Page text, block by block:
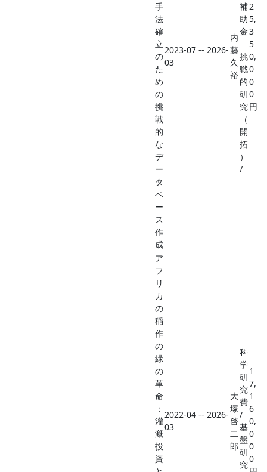
手
法
確
立
の
た
め
の
挑
戦
的
な
デ
ー
タ
ベ
ー
ス
作
成
2023-07 -- 2026-
03
内
藤
久
裕
補
助
金
挑
戦
的
研
究
（
開
拓
）
/
2
5,
3
5
0,
0
0
0
円
ア
フ
リ
カ
の
稲
作
の
緑
の
革
命
：
灌
漑
投
資
2022-04 -- 2026-
03
大
塚
啓
二
郎
科
学
研
究
費
/
基
盤
研
究
1
7,
1
6
0,
0
0
0